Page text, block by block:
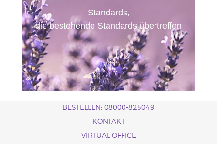
Standards,
die bestehende Standards übertreffen
BESTELLEN: 08000-825049
KONTAKT
VIRTUAL OFFICE